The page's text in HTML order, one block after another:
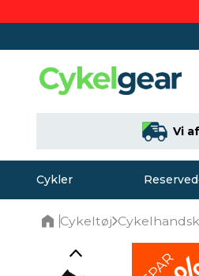
Vi
Cykler
Cykeltøj